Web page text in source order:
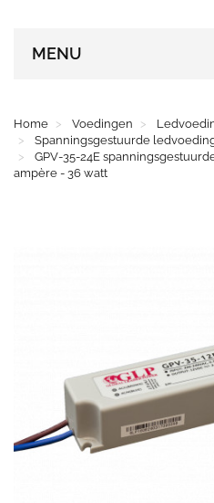
MENU
Home Voedingen
Spanningsgestuurde
GPV-35-24E
ampère - 36 watt